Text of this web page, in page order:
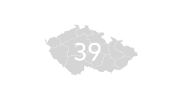
39